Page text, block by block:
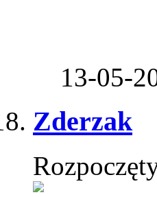
13-05-
Zderzak